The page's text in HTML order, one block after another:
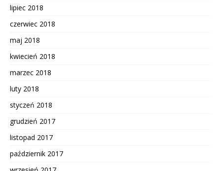
lipiec 2018
czerwiec 2018
maj 2018
kwiecień 2018
marzec 2018
luty 2018
styczeń 2018
grudzień 2017
listopad 2017
październik 2017